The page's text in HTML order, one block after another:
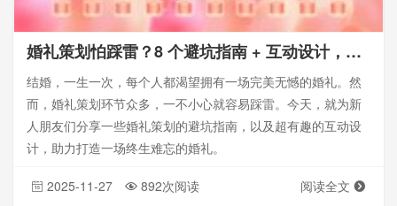
婚礼策划怕踩雷？8 个避坑指南 + 互动设计，让新人不留遗憾
结婚，一生一次，每个人都渴望拥有一场完美无憾的婚礼。然
而，婚礼策划环节众多，一不小心就容易踩雷。今天，就为新
人朋友们分享一些婚礼策划的避坑指南，以及超有趣的互动设
计，助力打造一场终生难忘的婚礼。
2025-11-27 892次阅读 阅读全文